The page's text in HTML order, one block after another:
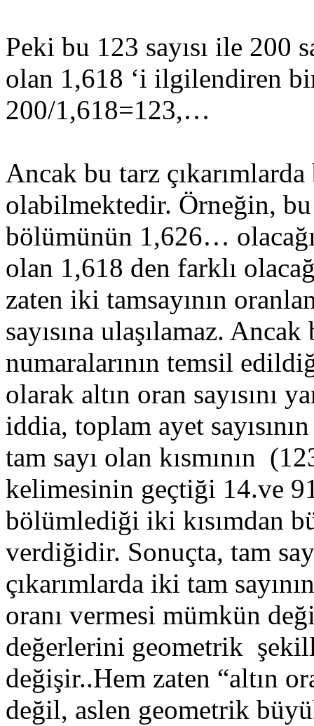
Peki bu 123 sayısı ile 200
olan 1,618 ‘i ilgilendiren bir
200/1,618=123,…
Ancak bu tarz
olabilmektedir. Örneğin, bu
bölümünün 1,626… olacağı
olan 1,618 den farklı
zaten iki tamsayının
sayısına ulaşılamaz.
numaralarının temsil
olarak altın oran
iddia, toplam ayet
tam sayı olan kısmının
kelimesinin geçtiği 14.ve
bölümlediği iki kısımdan
verdiğidir. Sonuçta, tam
çıkarımlarda iki tam
oranı vermesi mümkün
değerlerini geometrik
değişir..Hem zaten “altın
değil, aslen geometrik